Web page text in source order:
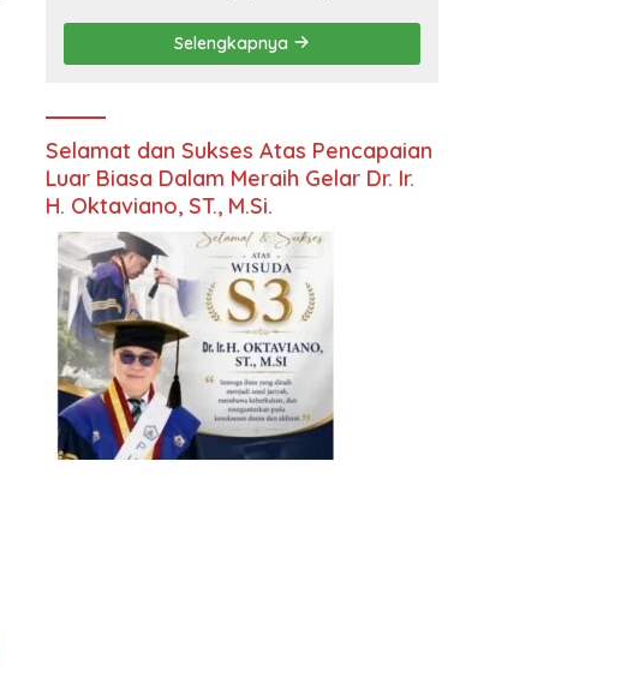
Selengkapnya
Selamat dan Sukses Atas Pencapaian
Luar Biasa Dalam Meraih Gelar Dr. Ir.
H. Oktaviano, ST., M.Si.